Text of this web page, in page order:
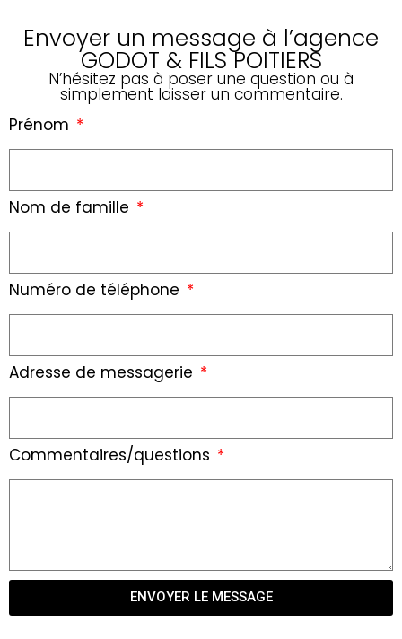
Envoyer un message à l’agence
GODOT & FILS POITIERS
N’hésitez pas à poser une question ou à
simplement laisser un commentaire.
Prénom
Nom de famille
Numéro de téléphone
Adresse de messagerie
Commentaires/questions
ENVOYER LE MESSAGE